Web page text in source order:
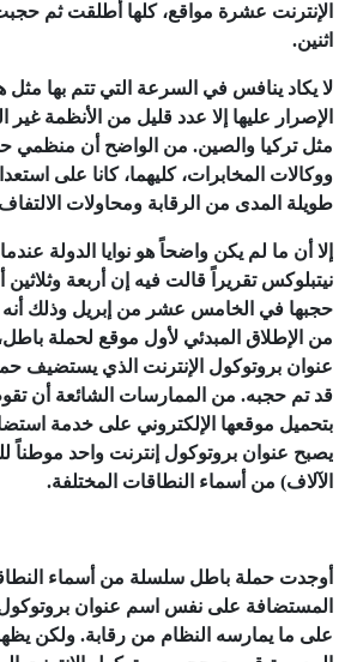
الإنترنت عشرة مواقع، كلها أطلقت ثم
اثنين.
لا يكاد ينافس في السرعة التي تتم بها مثل
الإصرار عليها إلا عدد قليل من الأنظمة غير
مثل تركيا والصين. من الواضح أن منظمي
ووكالات المخابرات، كليهما، كانا على
طويلة المدى من الرقابة ومحاولات
إلا أن ما لم يكن واضحاً هو نوايا الدولة
نيتبلوكس تقريراً قالت فيه إن أربعة
حجبها في الخامس عشر من إبريل وذلك أنه
من الإطلاق المبدئي لأول موقع لحملة
عنوان بروتوكول الإنترنت الذي يستضيف
قد تم حجبه. من الممارسات الشائعة أن
بتحميل موقعها الإلكتروني على خدمة
يصبح عنوان بروتوكول إنترنت واحد موطناً
الآلاف) من أسماء النطاقات المختلفة.
أوجدت حملة باطل سلسلة من أسماء
المستضافة على نفس اسم عنوان بروتوكول
على ما يمارسه النظام من رقابة. ولكن